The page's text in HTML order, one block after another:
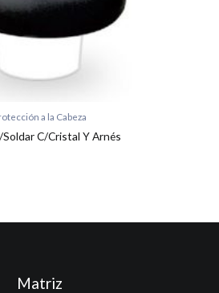
a la Cabeza
Soldar C/Cristal Y Arnés
Matriz